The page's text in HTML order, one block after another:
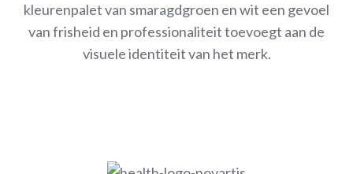
kleurenpalet van smaragdgroen en wit een gevoel
van frisheid en professionaliteit toevoegt aan de
visuele identiteit van het merk.